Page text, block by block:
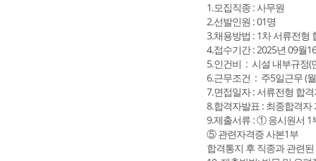
1.모집직종 : 사무원
2.선발인원 : 01명
3.채용방법 : 1차 서류전형
4.접수기간 : 2025년 09월
5.인건비 : 시설 내부규정(
6.근무조건 : 주5일근무 (
7.면접일자 : 서류전형 합
8.합격자발표 : 최종합격자
9.제출서류 : ① 응시원서
⑤ 관련자격증 사본1부
합격통지 후 직종과 관련